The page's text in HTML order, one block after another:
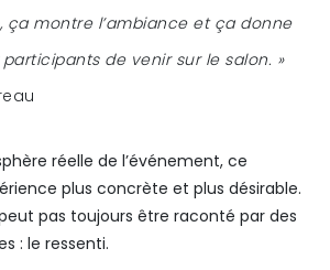
ça montre l’ambiance et ça donne
de venir sur le salon. »
réelle de l’événement, ce
plus concrète et plus désirable.
pas toujours être raconté par des
: le ressenti.